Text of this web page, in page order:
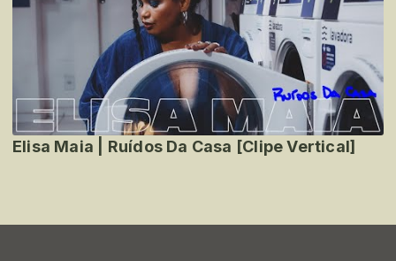
Elisa Maia | Ruídos Da Casa [Clipe Vertical]